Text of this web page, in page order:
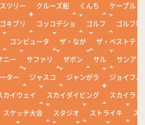
ツリー クルーズ船 くんち
ケーブル
ゴキブリ コッコデショ ゴルフ
ゴルフ場
コンピュータ ザ・なが
ザ・ベストテン
ニー サファリ ザボン サル
サンアイ
ター ジャスコ ジャンがラ
ジョイフル
カイウェイ スカイダイビング
スカイラン
スケッチ大会 スタジオ ストライキ
ス